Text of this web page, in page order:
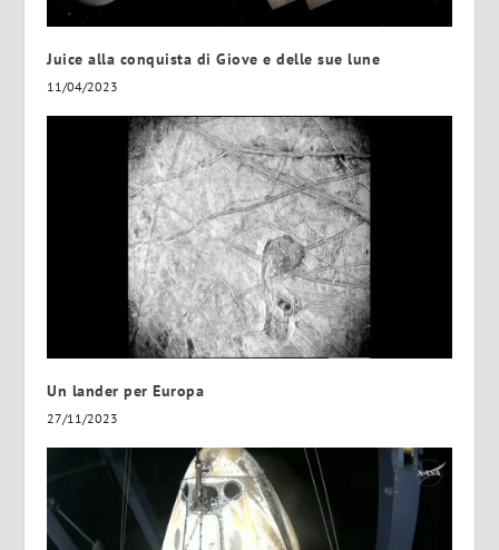
Juice alla conquista di Giove e delle sue lune
11/04/2023
Un lander per Europa
27/11/2023